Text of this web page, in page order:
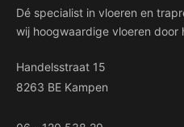
Dé specialist in vloeren en
wij hoogwaardige vloeren door
Handelsstraat 15
8263 BE Kampen